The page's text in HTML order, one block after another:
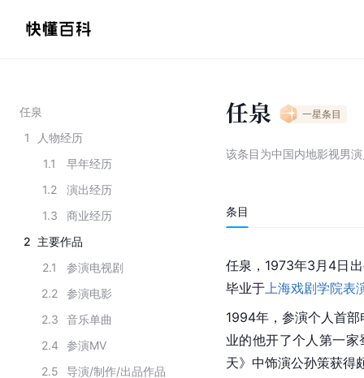
任泉
1
人物经历
1.1
早年经历
1.2
演出经历
1.3
商业经历
2 主要作品
2.1
参演电视剧
2.2
参演电影
2.3
音乐单曲
2.4
参演MV
2.5
导演/制作/出品作品
任泉 一星条目
该条目为中国内地影视男
条目
任泉，1973年3月4日
毕业于 上海戏剧学院表
1994年，参演个人首部
业的他开了个人第一
天》中饰演公孙策获得